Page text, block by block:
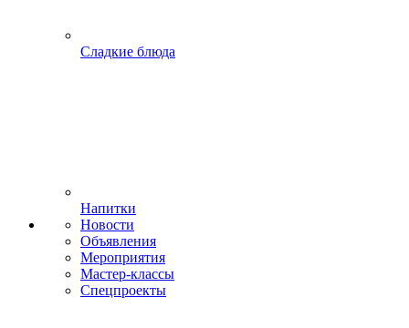
Сладкие блюда
Напитки
Новости
Объявления
Мероприятия
Мастер-классы
Спецпроекты